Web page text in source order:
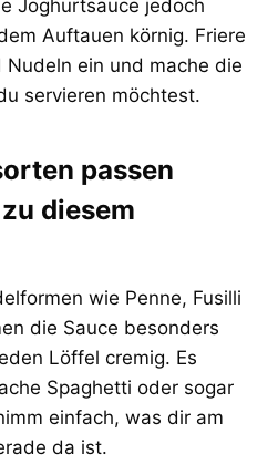
Joghurtsauce jedoch
Auftauen körnig. Friere
ein und mache die
servieren möchtest.
passen
diesem
wie Penne, Fusilli
die Sauce besonders
Löffel cremig. Es
Spaghetti oder sogar
einfach, was dir am
da ist.